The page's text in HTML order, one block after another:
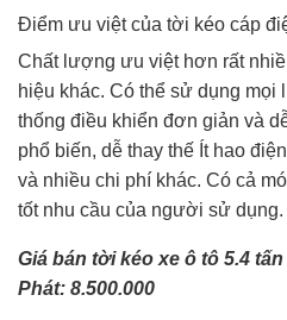
Điểm ưu việt của tời kéo cáp
Chất lượng ưu việt hơn rất
hiệu khác. Có thể sử dụng
thống điều khiển đơn giản và
phổ biến, dễ thay thế Ít hao
và nhiều chi phí khác. Có cả
tốt nhu cầu của người sử dụng.
Giá bán tời kéo xe ô tô 5.4
Phát: 8.500.000